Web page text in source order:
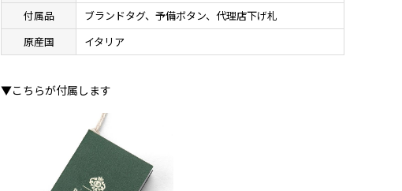
付属品
ブランドタグ、予備ボタン、代理店下げ札
原産国
イタリア
▼こちらが付属します